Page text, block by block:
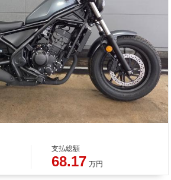
支払総額
68.17 万円